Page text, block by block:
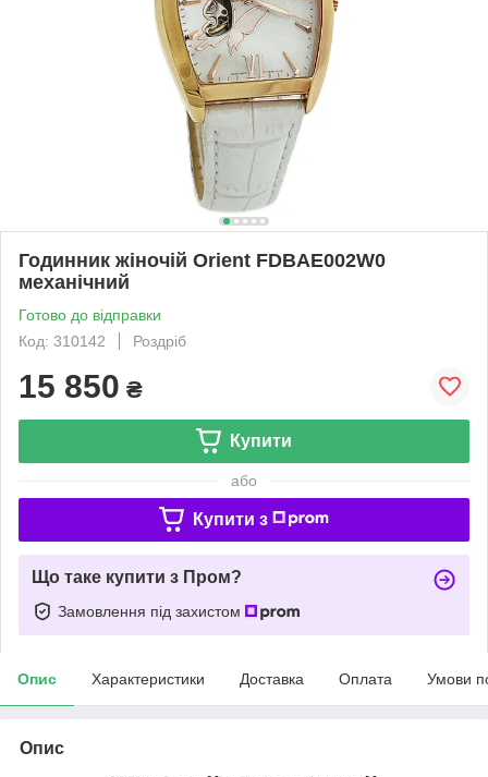
Годинник жіночій Orient FDBAE002W0
механічний
Готово до відправки
Код: 310142
Роздріб
15 850 ₴
Купити
або
Купити з
Що таке купити з Пром?
Замовлення під захистом
Опис Характеристики Доставка Оплата Умови
Опис